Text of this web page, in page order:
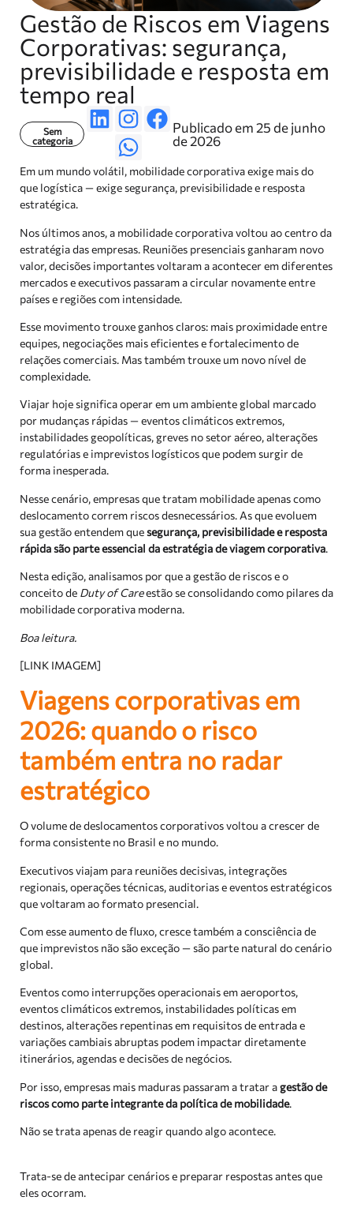
Gestão de Riscos em Viagens
Corporativas: segurança,
previsibilidade e resposta em
tempo real
Sem
categoria
Publicado em 25 de junho
de 2026
Em um mundo volátil, mobilidade corporativa exige mais do
que logística — exige segurança, previsibilidade e resposta
estratégica.
Nos últimos anos, a mobilidade corporativa voltou ao centro da
estratégia das empresas. Reuniões presenciais ganharam novo
valor, decisões importantes voltaram a acontecer em diferentes
mercados e executivos passaram a circular novamente entre
países e regiões com intensidade.
Esse movimento trouxe ganhos claros: mais proximidade entre
equipes, negociações mais eficientes e fortalecimento de
relações comerciais. Mas também trouxe um novo nível de
complexidade.
Viajar hoje significa operar em um ambiente global marcado
por mudanças rápidas — eventos climáticos extremos,
instabilidades geopolíticas, greves no setor aéreo, alterações
regulatórias e imprevistos logísticos que podem surgir de
forma inesperada.
Nesse cenário, empresas que tratam mobilidade apenas como
deslocamento correm riscos desnecessários. As que evoluem
sua gestão entendem quesegurança, previsibilidade e resposta
rápida são parte essencial da estratégia de viagem corporativa.
Nesta edição, analisamos por que a gestão de riscos e o
conceito de Duty of Careestão se consolidando como pilares da
mobilidade corporativa moderna.
Boa leitura.
[LINK IMAGEM]
Viagens corporativas em
2026: quando o risco
também entra no radar
estratégico
O volume de deslocamentos corporativos voltou a crescer de
forma consistente no Brasil e no mundo.
Executivos viajam para reuniões decisivas, integrações
regionais, operações técnicas, auditorias e eventos estratégicos
que voltaram ao formato presencial.
Com esse aumento de fluxo, cresce também a consciência de
que imprevistos não são exceção — são parte natural do cenário
global.
Eventos como interrupções operacionais em aeroportos,
eventos climáticos extremos, instabilidades políticas em
destinos, alterações repentinas em requisitos de entrada e
variações cambiais abruptas podem impactar diretamente
itinerários, agendas e decisões de negócios.
Por isso, empresas mais maduras passaram a tratar agestão de
riscos como parte integrante da política de mobilidade.
Não se trata apenas de reagir quando algo acontece.
Trata-se de antecipar cenários e preparar respostas antes que
eles ocorram.